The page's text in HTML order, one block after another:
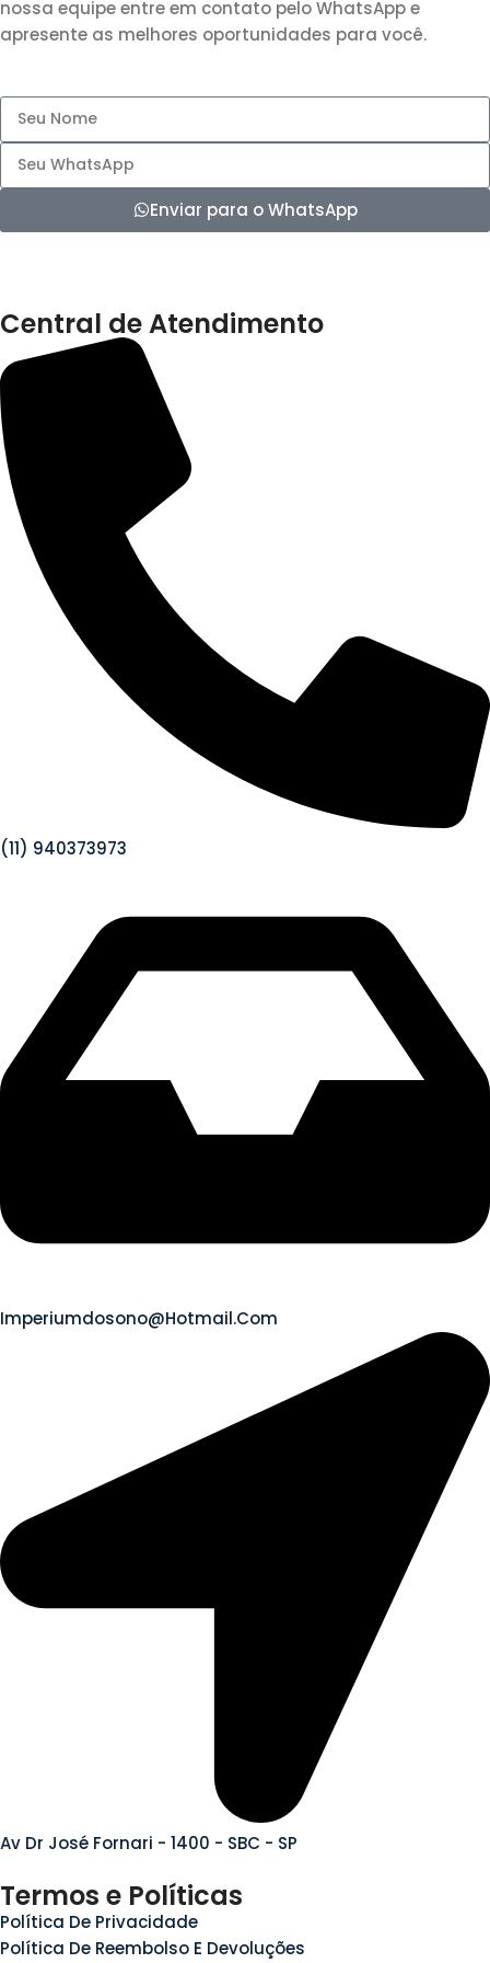
nossa equipe entre em contato pelo WhatsApp e
apresente as melhores oportunidades para você.
Enviar para o WhatsApp
Central de Atendimento
(11) 940373973
Imperiumdosono@hotmail.com
Av Dr José Fornari - 1400 - SBC - SP
Termos e Políticas
Política De Privacidade
Política De Reembolso E Devoluções